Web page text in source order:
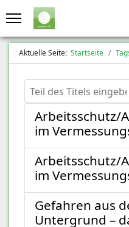
Aktuelle Seite: Startseite
Teil des Titels eingeben
Arbeitsschutz/
im
Arbeitsschutz/
im
Gefahren aus
Untergrund –